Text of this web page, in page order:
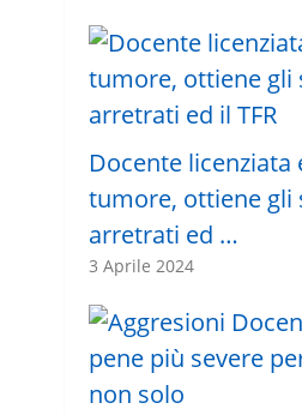
Docente licenziata
tumore, ottiene gli
arretrati ed …
3 Aprile 2024